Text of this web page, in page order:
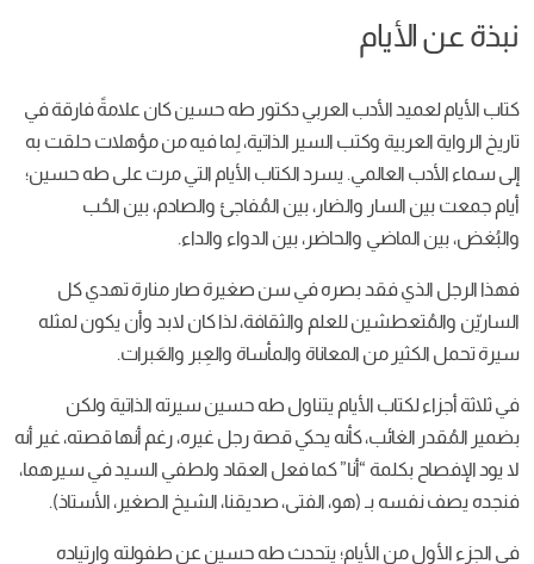
نبذة عن الأيام
كتاب الأيام لعميد الأدب العربي دكتور طه حسين كان علامةً فارقة في
تاريخ الرواية العربية وكتب السير الذاتية، لِما فيه من مؤهلات حلقت به
إلى سماء الأدب العالمي. يسرد الكتاب الأيام التي مرت على طه حسين؛
أيام جمعت بين السار والضار، بين المُفاجئ والصادم، بين الحُب
والبُغض، بين الماضي والحاضر، بين الدواء والداء.
فهذا الرجل الذي فقد بصره في سن صغيرة صار منارة تهدي كل
الساريّن والمُتعطشين للعلم والثقافة، لذا كان لابد وأن يكون لمثله
سيرة تحمل الكثير من المعاناة والمأساة والعِبر والعَبرات.
في ثلاثة أجزاء لكتاب الأيام يتناول طه حسين سيرته الذاتية ولكن
بضمير المُقدر الغائب، كأنه يحكي قصة رجل غيره، رغم أنها قصته، غير أنه
لا يود الإفصاح بكلمة “أنا” كما فعل العقاد ولطفي السيد في سيرهما،
فنجده يصف نفسه بـ (هو، الفتى، صديقنا، الشيخ الصغير، الأستاذ).
في الجزء الأول من الأيام؛ يتحدث طه حسين عن طفولته وارتياده